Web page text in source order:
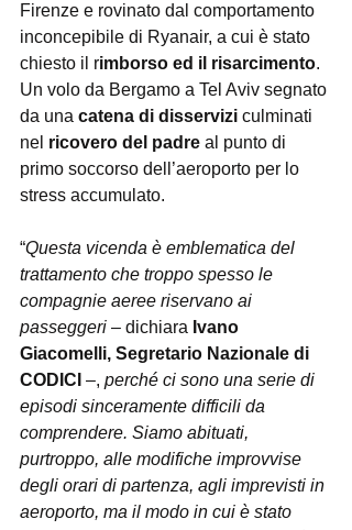
Firenze e rovinato dal comportamento
inconcepibile di Ryanair, a cui è stato
chiesto il rimborso ed il risarcimento.
Un volo da Bergamo a Tel Aviv segnato
da una catena di disservizi culminati
nel ricovero del padre al punto di
primo soccorso dell’aeroporto per lo
stress accumulato.
“Questa vicenda è emblematica del
trattamento che troppo spesso le
compagnie aeree riservano ai
passeggeri – dichiara Ivano
Giacomelli, Segretario Nazionale di
CODICI –, perché ci sono una serie di
episodi sinceramente difficili da
comprendere. Siamo abituati,
purtroppo, alle modifiche improvvise
degli orari di partenza, agli imprevisti in
aeroporto, ma il modo in cui è stato